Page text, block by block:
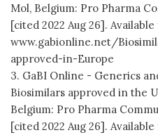
Mol, Belgium: Pro Pharma
[cited 2022 Aug 26].
www.gabionline.net/
approved-in-Europe
3. GaBI Online - Generics
Biosimilars approved in the
Belgium: Pro Pharma
[cited 2022 Aug 26].